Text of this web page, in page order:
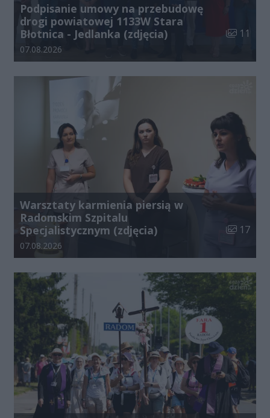
Podpisanie umowy na przebudowę
drogi powiatowej 1133W Stara
Błotnica - Jedlanka (zdjęcia)
Liczba
11
Data dodania galerii:
07.08.2026
Warsztaty karmienia piersią w
Radomskim Szpitalu
Specjalistycznym (zdjęcia)
Liczba
17
Data dodania galerii:
07.08.2026